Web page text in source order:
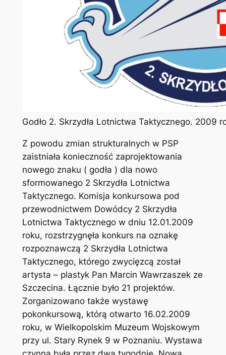
Godło 2. Skrzydła Lotnictwa Taktycznego. 2009
Z powodu zmian strukturalnych w PSP
zaistniała konieczność zaprojektowania
nowego znaku ( godła ) dla nowo
sformowanego 2 Skrzydła Lotnictwa
Taktycznego. Komisja konkursowa pod
przewodnictwem Dowódcy 2 Skrzydła
Lotnictwa Taktycznego w dniu 12.01.2009
roku, rozstrzygnęła konkurs na oznakę
rozpoznawczą 2 Skrzydła Lotnictwa
Taktycznego, którego zwycięzcą został
artysta – plastyk Pan Marcin Wawrzaszek ze
Szczecina. Łącznie było 21 projektów.
Zorganizowano także wystawę
pokonkursową, którą otwarto 16.02.2009
roku, w Wielkopolskim Muzeum Wojskowym
przy ul. Stary Rynek 9 w Poznaniu. Wystawa